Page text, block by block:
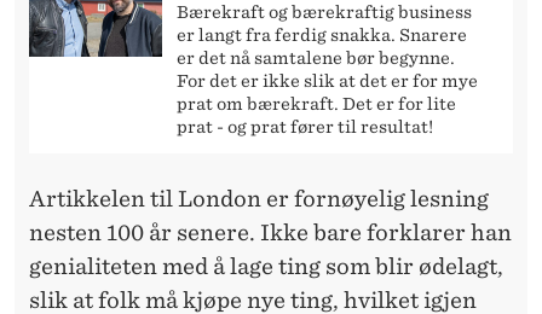
Bærekraft og bærekraftig business
er langt fra ferdig snakka. Snarere
er det nå samtalene bør begynne.
For det er ikke slik at det er for mye
prat om bærekraft. Det er for lite
prat - og prat fører til resultat!
Artikkelen til London er fornøyelig lesning
nesten 100 år senere. Ikke bare forklarer han
genialiteten med å lage ting som blir ødelagt,
slik at folk må kjøpe nye ting, hvilket igjen